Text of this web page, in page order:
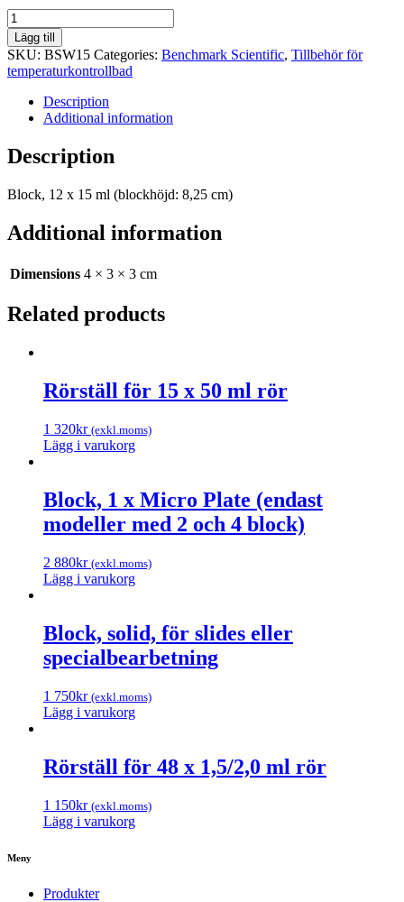
Block,
12
x
15
ml
(blockhöjd:
8,25
quantity
Lägg till
SKU: BSW15 Categories: Benchmark Scientific, Tillbehör för
temperaturkontrollbad
Description
Additional information
Description
Block, 12 x 15 ml (blockhöjd: 8,25 cm)
Additional information
Dimensions 4 × 3 × 3 cm
Related products
Rörställ för 15 x 50 ml rör
1 320kr (exkl.moms)
Lägg i varukorg
Block, 1 x Micro Plate (endast
modeller med 2 och 4 block)
2 880kr (exkl.moms)
Lägg i varukorg
Block, solid, för slides eller
specialbearbetning
1 750kr (exkl.moms)
Lägg i varukorg
Rörställ för 48 x 1,5/2,0 ml rör
1 150kr (exkl.moms)
Lägg i varukorg
Meny
Produkter